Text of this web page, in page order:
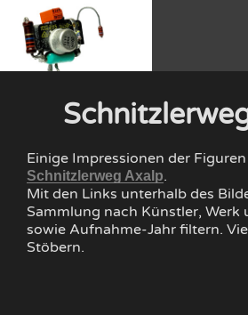
Einige Impressionen der
Schnitzlerweg Axalp.
Mit den Links unterhalb des
Sammlung nach Künstler, Werk
sowie Aufnahme-Jahr filtern.
Stöbern.